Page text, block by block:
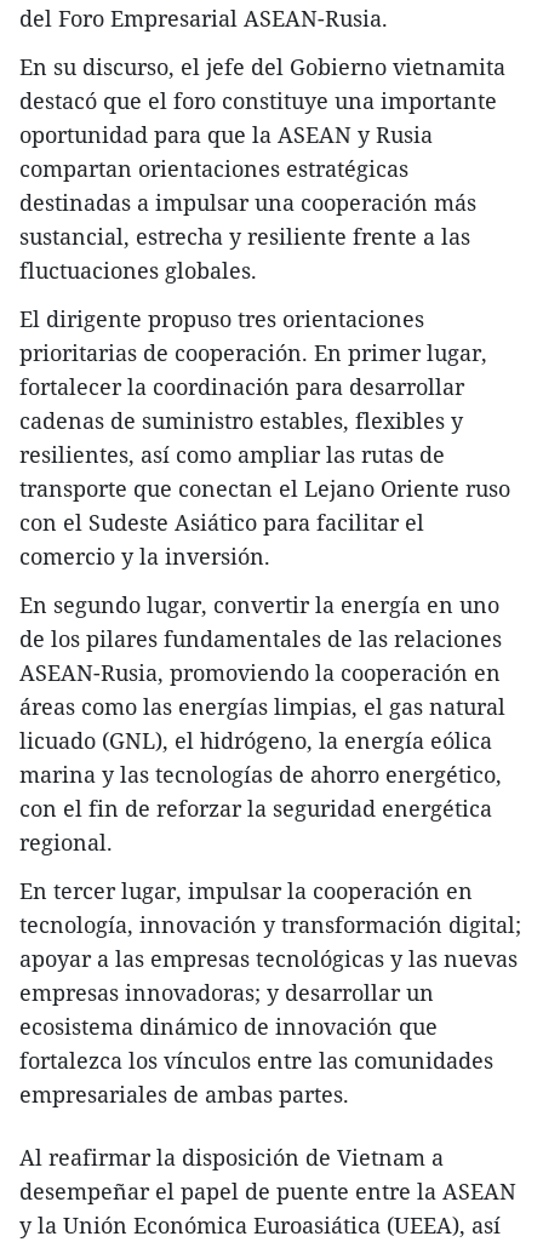
del Foro Empresarial ASEAN-Rusia.
En su discurso, el jefe del Gobierno vietnamita
destacó que el foro constituye una importante
oportunidad para que la ASEAN y Rusia
compartan orientaciones estratégicas
destinadas a impulsar una cooperación más
sustancial, estrecha y resiliente frente a las
fluctuaciones globales.
El dirigente propuso tres orientaciones
prioritarias de cooperación. En primer lugar,
fortalecer la coordinación para desarrollar
cadenas de suministro estables, flexibles y
resilientes, así como ampliar las rutas de
transporte que conectan el Lejano Oriente ruso
con el Sudeste Asiático para facilitar el
comercio y la inversión.
En segundo lugar, convertir la energía en uno
de los pilares fundamentales de las relaciones
ASEAN-Rusia, promoviendo la cooperación en
áreas como las energías limpias, el gas natural
licuado (GNL), el hidrógeno, la energía eólica
marina y las tecnologías de ahorro energético,
con el fin de reforzar la seguridad energética
regional.
En tercer lugar, impulsar la cooperación en
tecnología, innovación y transformación digital;
apoyar a las empresas tecnológicas y las nuevas
empresas innovadoras; y desarrollar un
ecosistema dinámico de innovación que
fortalezca los vínculos entre las comunidades
empresariales de ambas partes.
Al reafirmar la disposición de Vietnam a
desempeñar el papel de puente entre la ASEAN
y la Unión Económica Euroasiática (UEEA), así